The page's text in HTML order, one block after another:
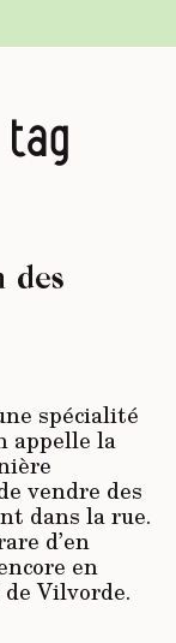
des
spécialité
appelle la
vendre des
dans la rue.
d’en
en
Vilvorde.